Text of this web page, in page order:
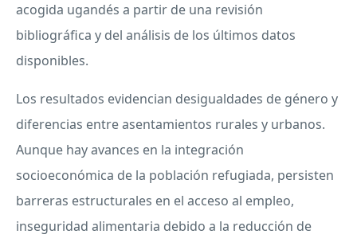
acogida ugandés a partir de una revisión
bibliográfica y del análisis de los últimos datos
disponibles.
Los resultados evidencian desigualdades de género y
diferencias entre asentamientos rurales y urbanos.
Aunque hay avances en la integración
socioeconómica de la población refugiada, persisten
barreras estructurales en el acceso al empleo,
inseguridad alimentaria debido a la reducción de